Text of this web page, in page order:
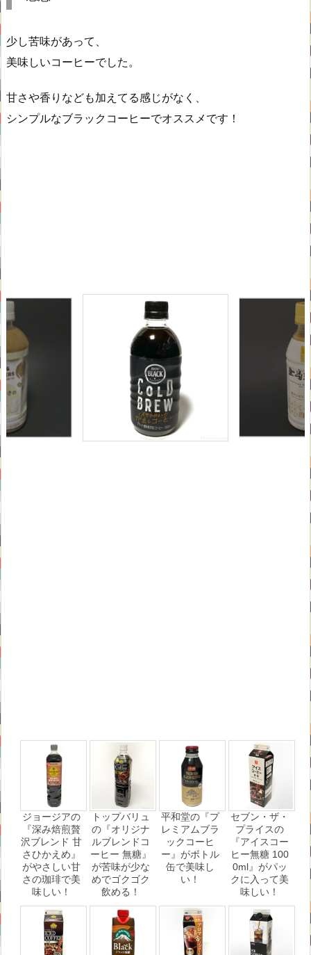
少し苦味があって、
美味しいコーヒーでした。
甘さや香りなども加えてる感じがなく、
シンプルなブラックコーヒーでオススメです！
ジョージアの
『深み焙煎贅
沢ブレンド 甘
さひかえめ』
がやさしい甘
さの珈琲で美
味しい！
トップバリュ
の『オリジナ
ルブレンドコ
ーヒー 無糖』
が苦味が少な
めでゴクゴク
飲める！
平和堂の『プ
レミアムブラ
ックコーヒ
ー』がボトル
缶で美味し
い！
セブン・ザ・
プライスの
『アイスコー
ヒー無糖 100
0ml』がパッ
クに入って美
味しい！